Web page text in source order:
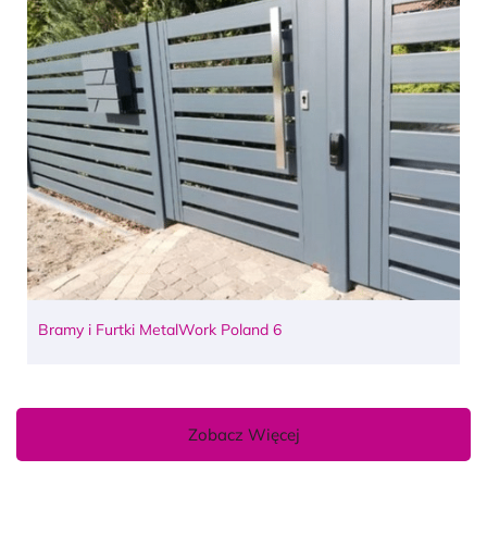
Bramy i Furtki MetalWork Poland 6
Zobacz Więcej